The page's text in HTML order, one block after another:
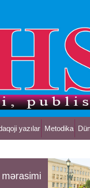
yazılar Metodika
mərasimi